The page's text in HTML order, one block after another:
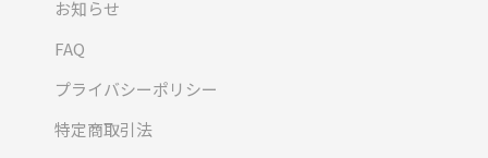
お知らせ
FAQ
プライバシーポリシー
特定商取引法